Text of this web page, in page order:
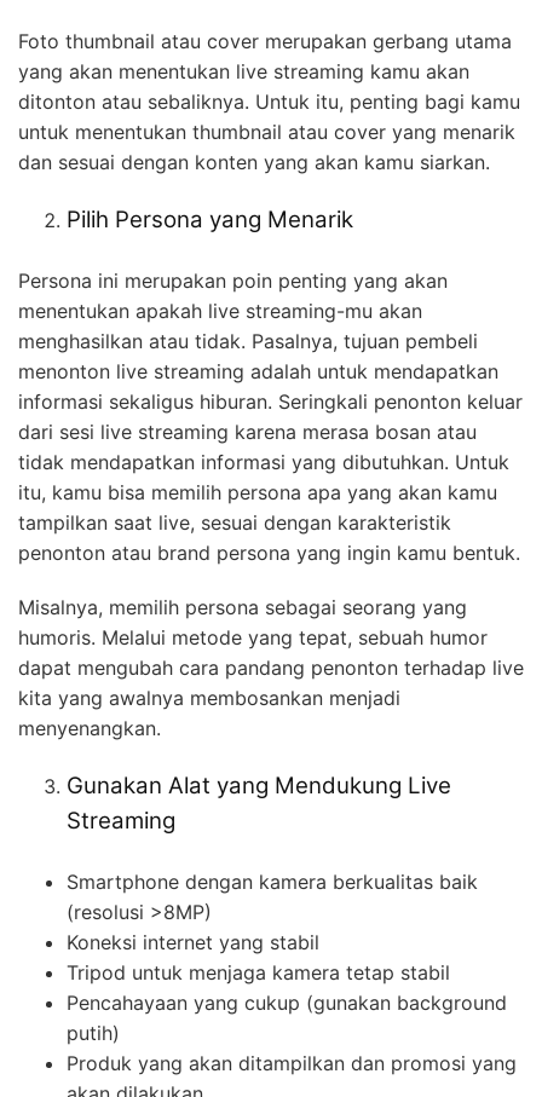
Foto thumbnail atau cover merupakan gerbang utama
yang akan menentukan live streaming kamu akan
ditonton atau sebaliknya. Untuk itu, penting bagi kamu
untuk menentukan thumbnail atau cover yang menarik
dan sesuai dengan konten yang akan kamu siarkan.
Pilih Persona yang Menarik
Persona ini merupakan poin penting yang akan
menentukan apakah live streaming-mu akan
menghasilkan atau tidak. Pasalnya, tujuan pembeli
menonton live streaming adalah untuk mendapatkan
informasi sekaligus hiburan. Seringkali penonton keluar
dari sesi live streaming karena merasa bosan atau
tidak mendapatkan informasi yang dibutuhkan. Untuk
itu, kamu bisa memilih persona apa yang akan kamu
tampilkan saat live, sesuai dengan karakteristik
penonton atau brand persona yang ingin kamu bentuk.
Misalnya, memilih persona sebagai seorang yang
humoris. Melalui metode yang tepat, sebuah humor
dapat mengubah cara pandang penonton terhadap live
kita yang awalnya membosankan menjadi
menyenangkan.
Gunakan Alat yang Mendukung Live
Streaming
Smartphone dengan kamera berkualitas baik
(resolusi >8MP)
Koneksi internet yang stabil
Tripod untuk menjaga kamera tetap stabil
Pencahayaan yang cukup (gunakan background
putih)
Produk yang akan ditampilkan dan promosi yang